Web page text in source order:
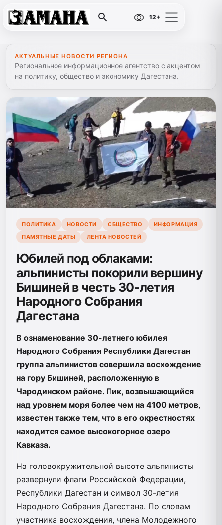
12+
АКТУАЛЬНЫЕ НОВОСТИ РЕГИОНА
Региональное информационное агентство с акцентом
на политику, общество и экономику Дагестана.
ПОЛИТИКА НОВОСТИ ОБЩЕСТВО
ИНФОРМАЦИЯ
ПАМЯТНЫЕ ДАТЫ
ЛЕНТА НОВОСТЕЙ
Юбилей под облаками:
альпинисты покорили вершину
Бишиней в честь 30-летия
Народного Собрания
Дагестана
В ознаменование 30-летнего юбилея
Народного Собрания Республики Дагестан
группа альпинистов совершила восхождение
на гору Бишиней, расположенную в
Чародинском районе. Пик, возвышающийся
над уровнем моря более чем на 4100 метров,
известен также тем, что в его окрестностях
находится самое высокогорное озеро
Кавказа.
На головокружительной высоте альпинисты
развернули флаги Российской Федерации,
Республики Дагестан и символ 30-летия
Народного Собрания Дагестана. По словам
участника восхождения, члена Молодежного